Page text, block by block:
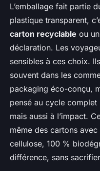
L’emballage fait partie
plastique transparent,
carton recyclable ou
déclaration. Les
sensibles à ces choix.
souvent dans les
packaging éco-conçu,
pensé au cycle complet
mais aussi à l’impact.
même des cartons
cellulose, 100 %
différence, sans